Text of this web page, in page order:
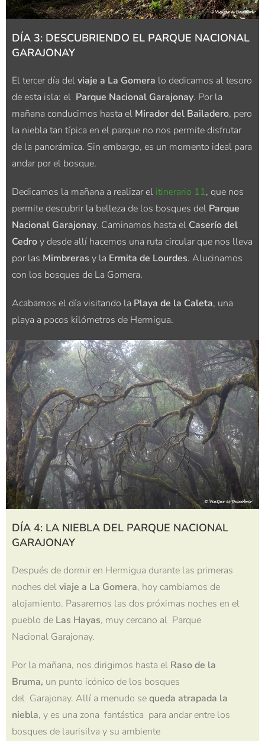
DÍA 3: DESCUBRIENDO EL PARQUE NACIONAL
GARAJONAY
El tercer día delviaje a La Gomera lo dedicamos al tesoro
de esta isla: el Parque Nacional Garajonay. Por la
mañana conducimos hasta el Mirador del Bailadero, pero
la niebla tan típica en el parque no nos permite disfrutar
de la panorámica. Sin embargo, es un momento ideal para
andar por el bosque.
Dedicamos la mañana a realizar el itinerario 11, que nos
permite descubrir la belleza de los bosques del Parque
Nacional Garajonay. Caminamos hasta el Caserío del
Cedroy desde allí hacemos una ruta circular que nos lleva
por las Mimbreras y la Ermita de Lourdes. Alucinamos
con los bosques de La Gomera.
Acabamos el día visitando la Playa de la Caleta, una
playa a pocos kilómetros de Hermigua.
DÍA 4: LA NIEBLA DEL PARQUE NACIONAL
GARAJONAY
Después de dormir en Hermigua durante las primeras
noches delviaje a La Gomera, hoy cambiamos de
alojamiento. Pasaremos las dos próximas noches en el
pueblo de Las Hayas, muy cercano al Parque
Nacional Garajonay.
Por la mañana, nos dirigimos hasta el Rasode la
Bruma, un punto icónico de los bosques
del Garajonay. Allí a menudo sequeda atrapada la
niebla, y es una zona fantástica para andar entre los
bosques de laurisilva y su ambiente